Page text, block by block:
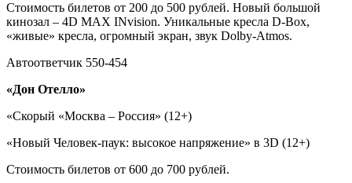
Стоимость билетов от 200 до 500 рублей. Новый большой
кинозал – 4D MAX INvision. Уникальные кресла D-Box,
«живые» кресла, огромный экран, звук Dolby-Atmos.
Автоответчик 550-454
«Дон Отелло»
«Скорый «Москва – Россия» (12+)
«Новый Человек-паук: высокое напряжение» в 3D (12+)
Стоимость билетов от 600 до 700 рублей.